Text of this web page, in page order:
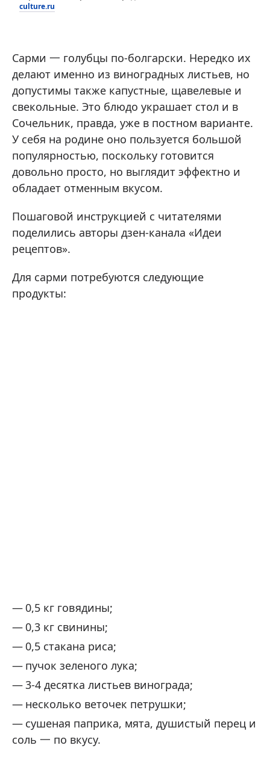
culture.ru
Сарми 一 голубцы по-болгарски. Нередко их
делают именно из виноградных листьев, но
допустимы также капустные, щавелевые и
свекольные. Это блюдо украшает стол и в
Сочельник, правда, уже в постном варианте.
У себя на родине оно пользуется большой
популярностью, поскольку готовится
довольно просто, но выглядит эффектно и
обладает отменным вкусом.
Пошаговой инструкцией с читателями
поделились авторы дзен-канала «Идеи
рецептов».
Для сарми потребуются следующие
продукты:
0,5 кг говядины;
0,3 кг свинины;
0,5 стакана риса;
пучок зеленого лука;
3-4 десятка листьев винограда;
несколько веточек петрушки;
сушеная паприка, мята, душистый перец и
соль 一 по вкусу.